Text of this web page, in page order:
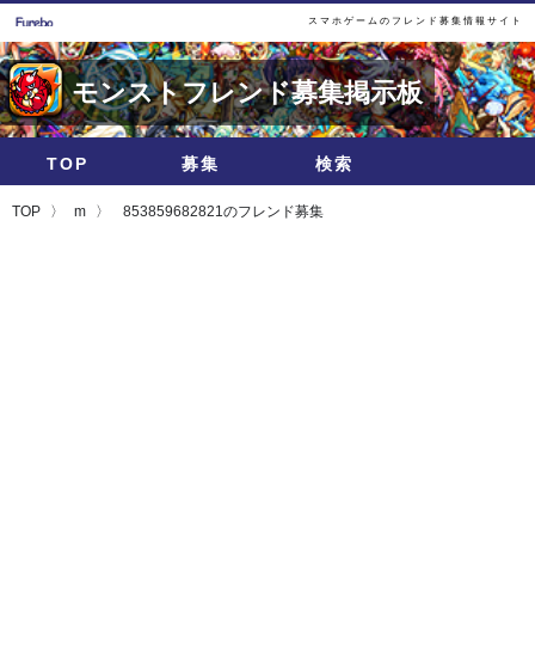
スマホゲームのフレンド募集情報サイト
モンストフレンド募集掲示板
TOP 募集 検索
TOP m 853859682821のフレンド募集